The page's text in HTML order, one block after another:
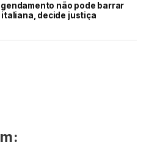
não pode barrar
decide justiça